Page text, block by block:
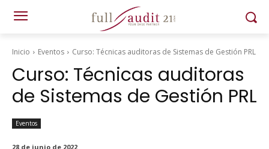
Inicio Eventos Curso: Técnicas auditoras de Sistemas de Gestión PRL
Curso: Técnicas auditoras
de Sistemas de Gestión PRL
Eventos
28 de junio de 2022